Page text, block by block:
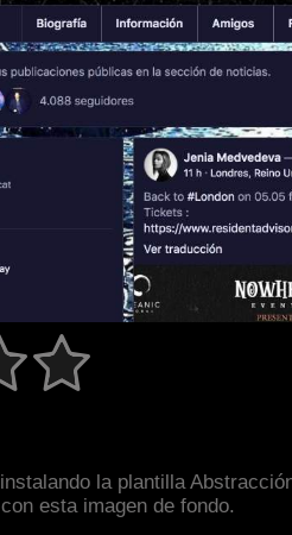
la plantilla
esta imagen de fondo.